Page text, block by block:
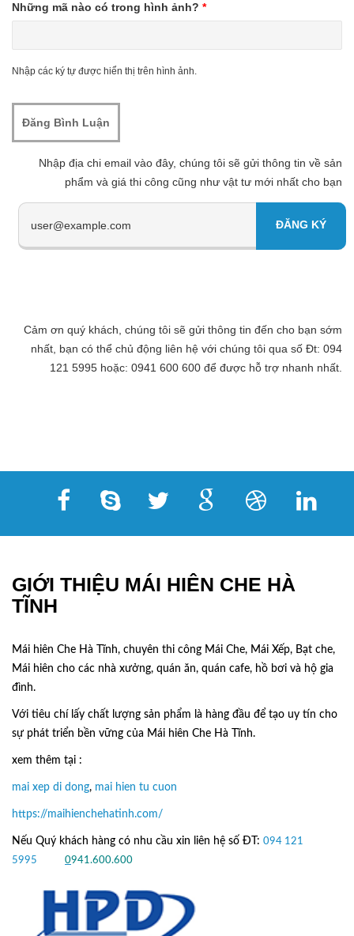
Những mã nào có trong hình ảnh? *
Nhập các ký tự được hiển thị trên hình ảnh.
Nhập địa chi email vào đây, chúng tôi sẽ gửi thông tin về sản
phẩm và giá thi công cũng như vật tư mới nhất cho bạn
Cảm ơn quý khách, chúng tôi sẽ gửi thông tin đến cho bạn sớm
nhất, bạn có thể chủ động liên hệ với chúng tôi qua số Đt: 094
121 5995 hoặc: 0941 600 600 để được hỗ trợ nhanh nhất.
GIỚI THIỆU MÁI HIÊN CHE HÀ
TĨNH
Mái hiên Che Hà Tĩnh, chuyên thi công Mái Che, Mái Xếp, Bạt che,
Mái hiên cho các nhà xưởng, quán ăn, quán cafe, hồ bơi và hộ gia
đình.
Với tiêu chí lấy chất lượng sản phẩm là hàng đầu để tạo uy tín cho
sự phát triển bền vững của Mái hiên Che Hà Tĩnh.
xem thêm tại :
mai xep di dong, mai hien tu cuon
https://maihienchehatinh.com/
Nếu Quý khách hàng có nhu cầu xin liên hệ số ĐT: 094 121
5995
0941.600.600